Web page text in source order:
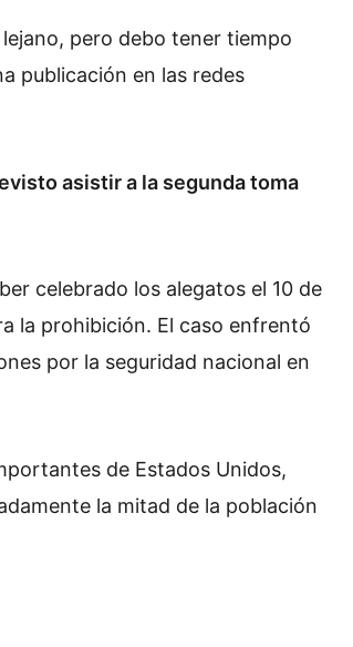
pero debo tener tiempo
publicación en las redes
asistir a la segunda toma
celebrado los alegatos el 10 de
la prohibición. El caso enfrentó
por la seguridad nacional en
de Estados Unidos,
la mitad de la población